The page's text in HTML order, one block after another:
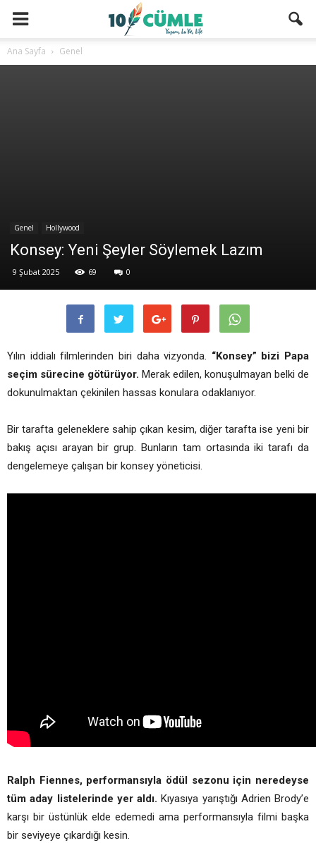
Ana Sayfa Genel
Genel Hollywood
Konsey: Yeni Şeyler Söylemek Lazım
9 Şubat 2025 69 0
Yılın iddialı filmlerinden biri daha vizyonda. “Konsey” bizi Papa
seçim sürecine götürüyor. Merak edilen, konuşulmayan belki de
dokunulmaktan çekinilen hassas konulara odaklanıyor.
Bir tarafta geleneklere sahip çıkan kesim, diğer tarafta ise yeni bir
bakış açısı arayan bir grup. Bunların tam ortasında iki tarafı da
dengelemeye çalışan bir konsey yöneticisi.
Ralph Fiennes, performansıyla ödül sezonu için neredeyse
tüm aday listelerinde yer aldı. Kıyasıya yarıştığı Adrien Brody’e
karşı bir üstünlük elde edemedi ama performansıyla filmi başka
bir seviyeye çıkardığı kesin.